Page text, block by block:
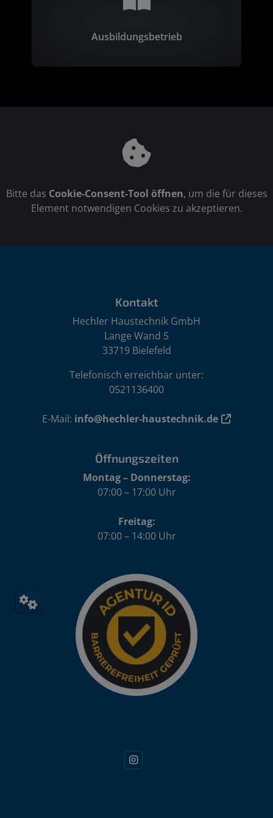
Ausbildungsbetrieb
Bitte das Cookie-Consent-Tool öffnen, um die für dieses
Element notwendigen Cookies zu akzeptieren.
Kontakt
Hechler Haustechnik GmbH
Lange Wand 5
33719 Bielefeld
Telefonisch erreichbar unter:
0521136400
E-Mail: info@hechler-haustechnik.de
Öffnungszeiten
Montag – Donnerstag:
07:00 – 17:00 Uhr
Freitag:
07:00 – 14:00 Uhr